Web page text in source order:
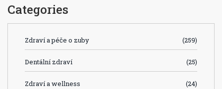
Categories
Zdraví a péče o zuby (259)
Dentální zdraví (25)
Zdraví a wellness (24)